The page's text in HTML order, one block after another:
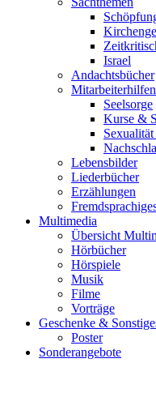
Israel
Andachtsbücher
Mitarbeiterhilfen
Seelsorge
Kurse &
Lebensbilder
Liederbücher
Erzählungen
Multimedia
Übersicht
Hörbücher
Hörspiele
Musik
Filme
Vorträge
Geschenke &
Poster
Sonderangebote